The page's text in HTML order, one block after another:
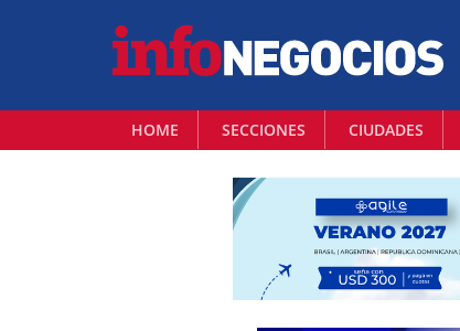
HOME SECCIONES CIUDADES